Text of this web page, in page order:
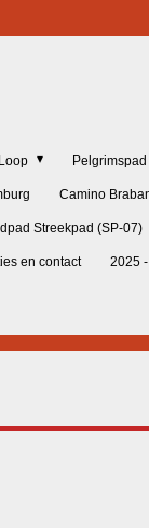
Camino
Streekpad (SP-07)
en contact 2025